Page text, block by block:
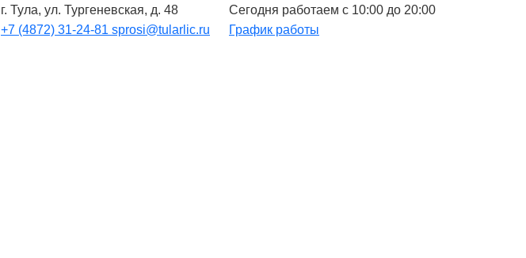
г. Тула, ул. Тургеневская, д. 48
+7 (4872) 31-24-81 sprosi@tularlic.ru
Сегодня работаем с 10:00 до 20:00
График работы